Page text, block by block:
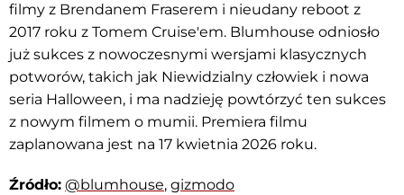
filmy z Brendanem Fraserem i nieudany reboot z
2017 roku z Tomem Cruise'em. Blumhouse odniosło
już sukces z nowoczesnymi wersjami klasycznych
potworów, takich jak Niewidzialny człowiek i nowa
seria Halloween, i ma nadzieję powtórzyć ten sukces
z nowym filmem o mumii. Premiera filmu
zaplanowana jest na 17 kwietnia 2026 roku.
Źródło: @blumhouse, gizmodo